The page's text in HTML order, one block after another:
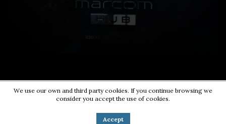
Contact us:0724203670|pr@energycorner.ro
We use our own and third party cookies. If you continue browsing we
consider you accept the use of cookies.
Accept